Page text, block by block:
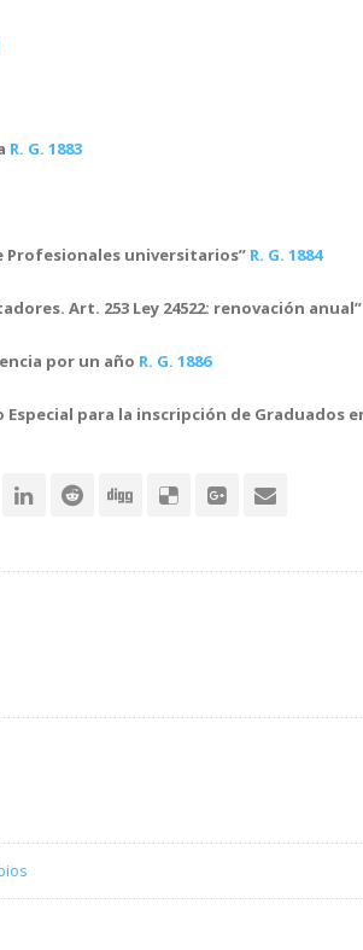
R. G. 1883
Profesionales universitarios” R. G. 1884
Art. 253 Ley 24522: renovación anual”
por un año R. G. 1886
para la inscripción de Graduados